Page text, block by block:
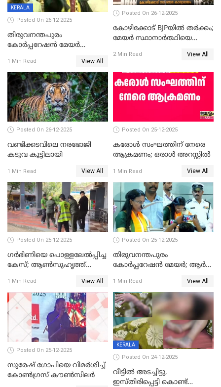
KERALA
Posted On 26-12-2025
തിരുവനന്തപുരം
കോര്‍പ്പറേഷന്‍ മേയര്‍
ഹൈക്കോടതിയിലേക്ക്;
സത്യപ്രതിജ്ഞ ചടങ്ങില്‍
ചട്ടലംഘനമെന്ന് പാർട്ടി
1 Min Read View All
Posted On 26-12-2025
കോഴിക്കോട് BJPയിൽ തർക്കം;
മേയർ സ്ഥാനാർത്ഥിയെ
2 Min Read View All
Posted On 26-12-2025
വണ്ടിക്കടവിലെ നരഭോജി
കടുവ കൂട്ടിലായി
1 Min Read View All
Posted On 25-12-2025
കരോള്‍ സംഘത്തിന് നേരെ
ആക്രമണം; ഒരാള്‍ അറസ്റ്റില്‍
1 Min Read View All
Posted On 25-12-2025
ഗര്‍ഭിണിയെ പൊള്ളലേല്‍പ്പിച്ച
കേസ്; ആണ്‍സുഹൃത്ത്
1 Min Read View All
Posted On 25-12-2025
തിരുവനന്തപുരം
കോര്‍പ്പറേഷന്‍ മേയർ; ആര്‍
1 Min Read View All
Posted On 25-12-2025
സുരേഷ് ഗോപിയെ വിമര്‍ശിച്ച്
കോണ്‍ഗ്രസ് കൗണ്‍സിലര്‍
KERALA
Posted On 24-12-2025
വീട്ടിൽ അടച്ചിട്ടു,
ഇസ്തിരിപ്പെട്ടി കൊണ്ട്